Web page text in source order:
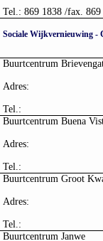
Tel.: 869 1838 /fax. 869
Sociale Wijkvernieuwing -
Buurtcentrum
Adres:
Tel.:
Buurtcentrum Buena
Adres:
Tel.:
Buurtcentrum Groot
Adres:
Tel.:
Buurtcentrum Janwe